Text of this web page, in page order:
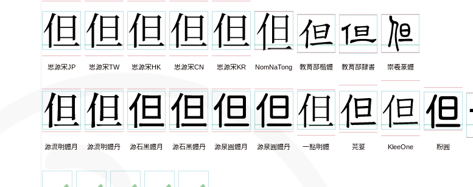
思源宋JP 思源宋TW 思源宋HK 思源宋CN 思源宋KR NomNaTong 教育部楷體 教育部隸書 崇羲篆體
源流明體月 源流明體丹 源石黑體月 源石黑體丹 源泉圓體月 源泉圓體丹 一點明體 芫荽 KleeOne 粉圓